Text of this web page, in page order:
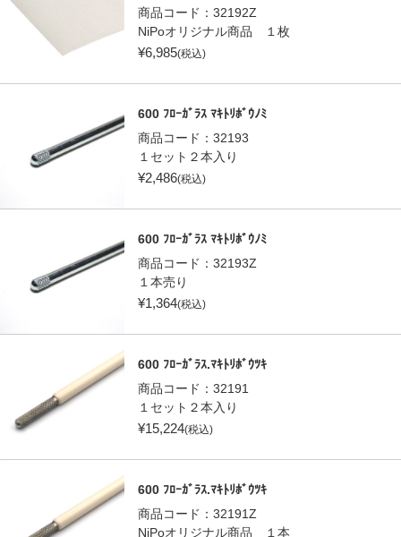
商品コード： 32192Z
NiPoオリジナル商品 １枚
¥6,985(税込)
600 ﾌﾛｰｶﾞﾗｽ ﾏｷﾄﾘﾎﾞｳﾉﾐ
商品コード： 32193
１セット２本入り
¥2,486(税込)
600 ﾌﾛｰｶﾞﾗｽ ﾏｷﾄﾘﾎﾞｳﾉﾐ
商品コード： 32193Z
１本売り
¥1,364(税込)
600 ﾌﾛｰｶﾞﾗｽ.ﾏｷﾄﾘﾎﾞｳﾂｷ
商品コード： 32191
１セット２本入り
¥15,224(税込)
600 ﾌﾛｰｶﾞﾗｽ.ﾏｷﾄﾘﾎﾞｳﾂｷ
商品コード： 32191Z
NiPoオリジナル商品 １本